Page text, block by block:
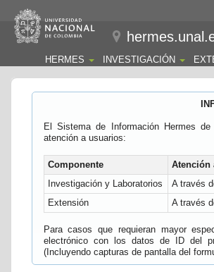
HERMES INVESTIGACIÓN
El Sistema de Información Hermes
atención a usuarios:
Componente
Atención
Investigación y Laboratorios
A través
Extensión
A través
Para casos que requieran mayor
electrónico con los datos de ID del
(Incluyendo capturas de pantalla del